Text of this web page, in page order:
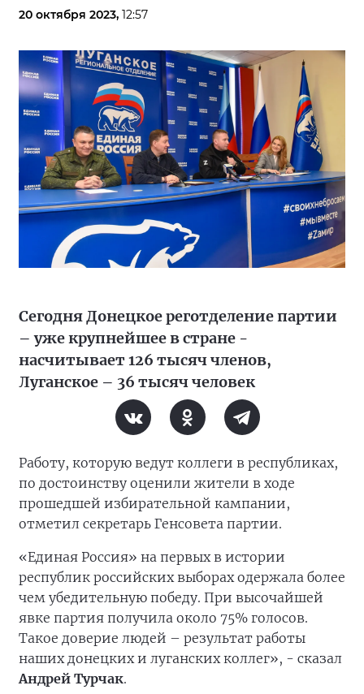
20 октября 2023, 12:57
Сегодня Донецкое реготделение партии
– уже крупнейшее в стране -
насчитывает 126 тысяч членов,
Луганское – 36 тысяч человек
Работу, которую ведут коллеги в республиках,
по достоинству оценили жители в ходе
прошедшей избирательной кампании,
отметил секретарь Генсовета партии.
«Единая Россия» на первых в истории
республик российских выборах одержала более
чем убедительную победу. При высочайшей
явке партия получила около 75% голосов.
Такое доверие людей – результат работы
наших донецких и луганских коллег», - сказал
Андрей Турчак.